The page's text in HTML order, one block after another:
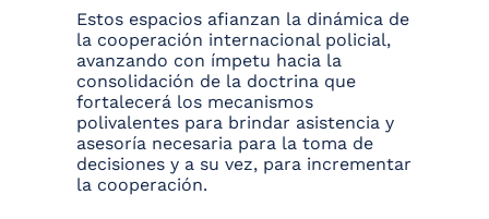
Estos espacios afianzan la dinámica de
la cooperación internacional policial,
avanzando con ímpetu hacia la
consolidación de la doctrina que
fortalecerá los mecanismos
polivalentes para brindar asistencia y
asesoría necesaria para la toma de
decisiones y a su vez, para incrementar
la cooperación.